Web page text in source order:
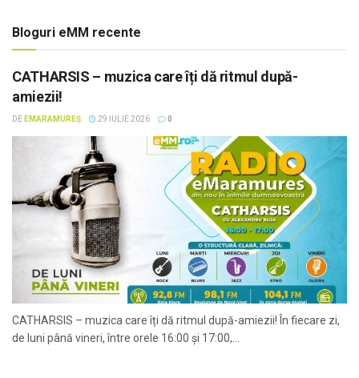
Bloguri eMM recente
CATHARSIS – muzica care îți dă ritmul după-
amiezii!
DE EMARAMUREȘ 29 IULIE 2026 0
CATHARSIS – muzica care îți dă ritmul după-amiezii! În fiecare zi,
de luni până vineri, între orele 16:00 și 17:00,...